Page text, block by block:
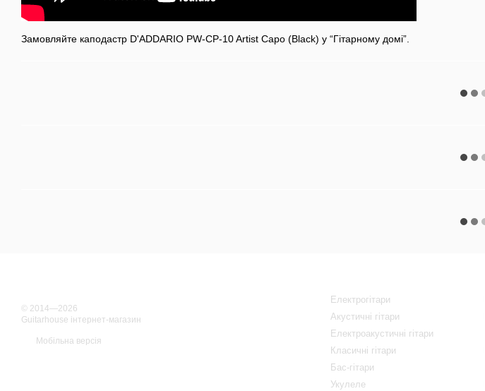
Замовляйте каподастр D'ADDARIO PW-CP-10 Artist Capo (Black) у “Гітарному домі”.
© 2014—2026
Guitarhouse інтернет-магазин
Мобільна версія
Електрогітари
Акустичні гітари
Електроакустичні гітари
Класичні гітари
Бас-гітари
Укулеле